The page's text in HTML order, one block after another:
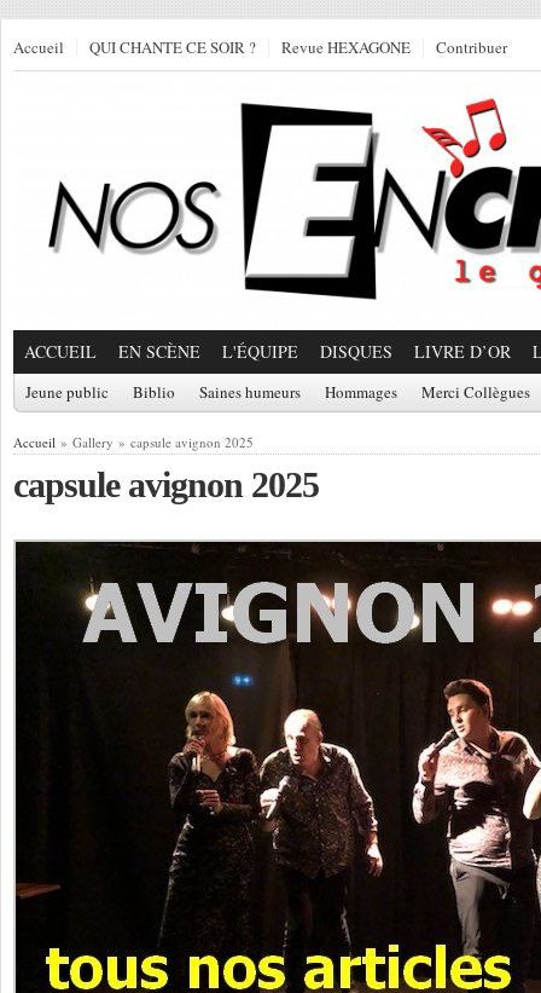
Accueil QUI CHANTE CE SOIR ? Revue HEXAGONE Contribuer
ACCUEIL EN SCÈNE L'ÉQUIPE DISQUES LIVRE D’OR
Jeune public Biblio Saines humeurs Hommages Merci Collègues
Accueil » Gallery » capsule avignon 2025
capsule avignon 2025